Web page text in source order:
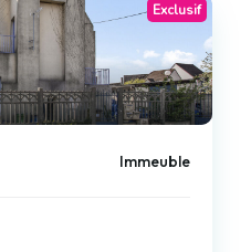
Exclusif
Immeuble